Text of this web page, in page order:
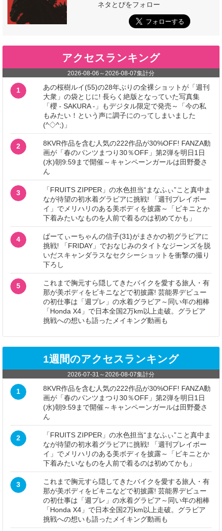
ネタとぴをフォロー
アクセスランキング
2026-08-06 ～2026-08-07集計分
1
あの桜樹ルイ(55)の28年ぶりの全裸ショットが「週刊
大衆」の袋とじに! 長らく絶版となっていた写真集
「櫻 - SAKURA -」もデジタル限定で発売～「今の私
もみたい！という声に調子にのってしまいました
(^◇^;)」
2
8KVR作品を含む人気の222作品が30%OFF! FANZA動
画が「春のパンツまつり30％OFF」第2弾を明日1日
(水)朝9:59まで開催～キャンペーンガールは田野憂さ
ん
3
「FRUITS ZIPPER」の水色担当“まなふぃ”こと真中ま
なが待望の初水着グラビアに挑戦! 「週刊プレイボー
イ」でメリハリのある美ボディを披露～「ビキニとか
下着みたいなものを人前で着るのは初めてかも」
4
ぱーてぃーちゃんの信子(31)がまさかの初グラビアに
挑戦! 「FRIDAY」でおなじみのタイトなジーンズを脱
いだスキャンダラスなセクシーショットを衝撃の撮り
下ろし
5
これまで胸元すら隠してきたバイクを愛する旅人・有
那が美ボディをビキニなどで初披露! 芸能界デビュー
の初仕事は「週プレ」の水着グラビア～同い年の相棒
「Honda X4」で日本全国2万km以上走破。グラビア
挑戦への想いも語ったメイキング動画も
1週間のアクセスランキング
2026-07-31 ～2026-08-07集計分
1
8KVR作品を含む人気の222作品が30%OFF! FANZA動
画が「春のパンツまつり30％OFF」第2弾を明日1日
(水)朝9:59まで開催～キャンペーンガールは田野憂さ
ん
2
「FRUITS ZIPPER」の水色担当“まなふぃ”こと真中ま
なが待望の初水着グラビアに挑戦! 「週刊プレイボー
イ」でメリハリのある美ボディを披露～「ビキニとか
下着みたいなものを人前で着るのは初めてかも」
3
これまで胸元すら隠してきたバイクを愛する旅人・有
那が美ボディをビキニなどで初披露! 芸能界デビュー
の初仕事は「週プレ」の水着グラビア～同い年の相棒
「Honda X4」で日本全国2万km以上走破。グラビア
挑戦への想いも語ったメイキング動画も